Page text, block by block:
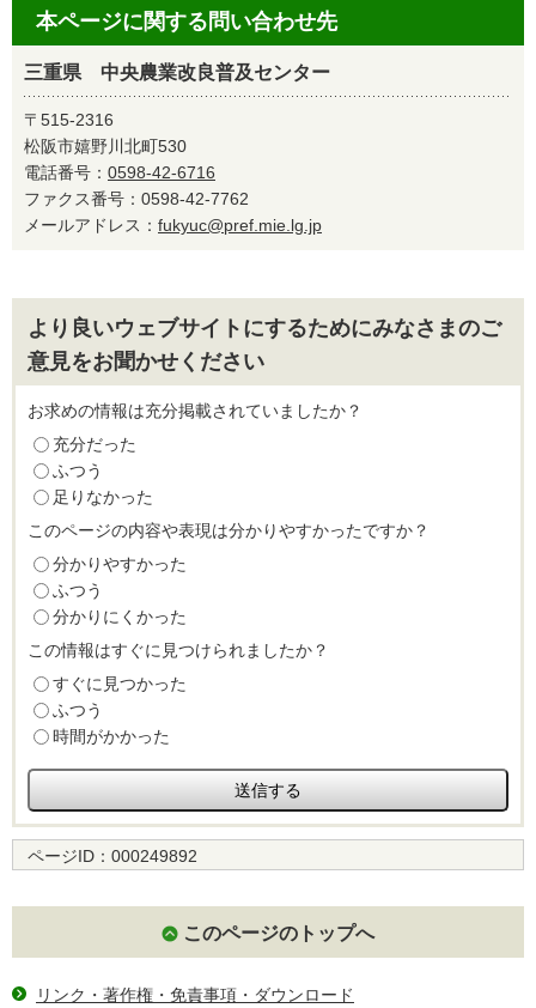
本ページに関する問い合わせ先
三重県 中央農業改良普及センター
〒515-2316
松阪市嬉野川北町530
電話番号： 0598-42-6716
ファクス番号：0598-42-7762
メールアドレス： fukyuc@pref.mie.lg.jp
より良いウェブサイトにするためにみなさまのご
意見をお聞かせください
お求めの情報は充分掲載されていましたか？
充分だった
ふつう
足りなかった
このページの内容や表現は分かりやすかったですか？
分かりやすかった
ふつう
分かりにくかった
この情報はすぐに見つけられましたか？
すぐに見つかった
ふつう
時間がかかった
ページID： 000249892
このページのトップへ
リンク・著作権・免責事項・ダウンロード